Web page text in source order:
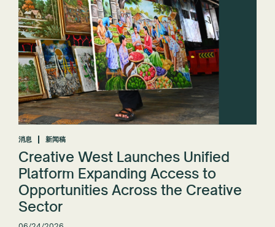
消息 新闻稿
Creative West Launches Unified
Platform Expanding Access to
Opportunities Across the Creative
Sector